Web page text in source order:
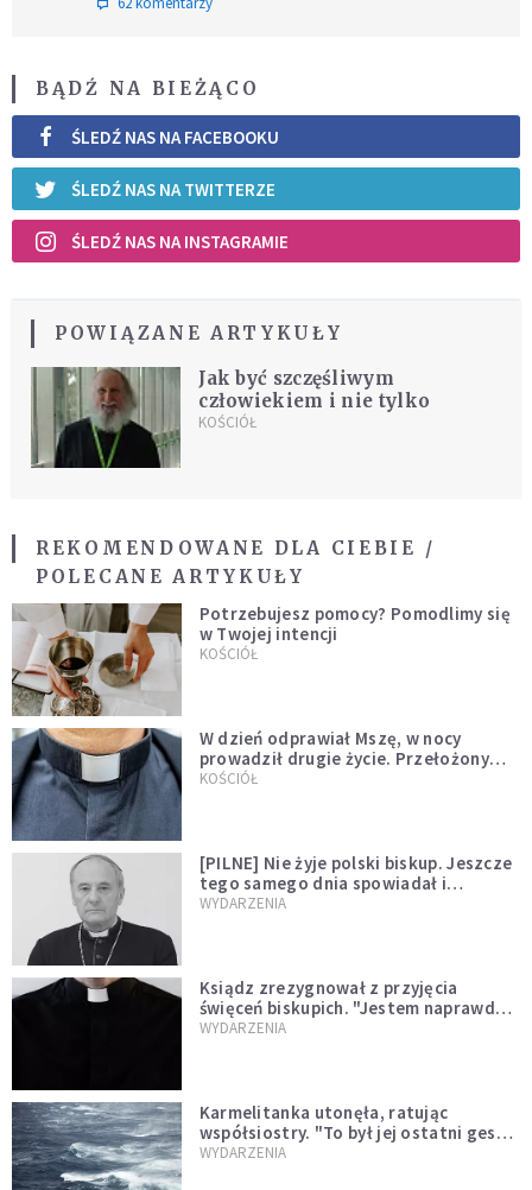
BĄDŹ NA BIEŻĄCO
ŚLEDŹ NAS NA FACEBOOKU
ŚLEDŹ NAS NA TWITTERZE
ŚLEDŹ NAS NA INSTAGRAMIE
POWIĄZANE ARTYKUŁY
Jak być szczęśliwym
człowiekiem i nie tylko
KOŚCIÓŁ
REKOMENDOWANE DLA CIEBIE /
POLECANE ARTYKUŁY
Potrzebujesz pomocy? Pomodlimy się
w Twojej intencji
KOŚCIÓŁ
W dzień odprawiał Mszę, w nocy
prowadził drugie życie. Przełożony
kazał mu opuścić zakon
KOŚCIÓŁ
[PILNE] Nie żyje polski biskup. Jeszcze
tego samego dnia spowiadał i
sprawował Mszę świętą
WYDARZENIA
Ksiądz zrezygnował z przyjęcia
święceń biskupich. "Jestem naprawdę
niegodny"
WYDARZENIA
Karmelitanka utonęła, ratując
współsiostry. "To był jej ostatni gest
miłości"
WYDARZENIA